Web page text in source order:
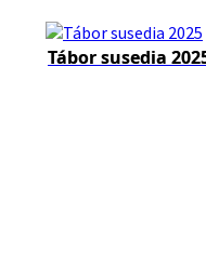
Tábor susedia